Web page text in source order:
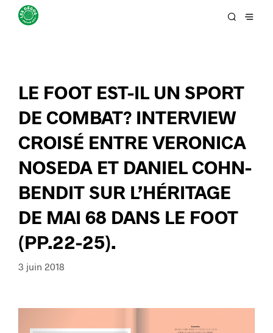
LE FOOT EST-IL UN SPORT
DE COMBAT? INTERVIEW
CROISÉ ENTRE VERONICA
NOSEDA ET DANIEL COHN-
BENDIT SUR L’HÉRITAGE
DE MAI 68 DANS LE FOOT
(PP.22-25).
3 juin 2018